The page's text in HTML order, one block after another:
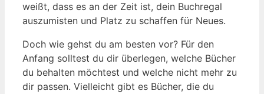
weißt, dass es an der Zeit ist, dein Buchregal
auszumisten und Platz zu schaffen für Neues.
Doch wie gehst du am besten vor? Für den
Anfang solltest du dir überlegen, welche Bücher
du behalten möchtest und welche nicht mehr zu
dir passen. Vielleicht gibt es Bücher, die du